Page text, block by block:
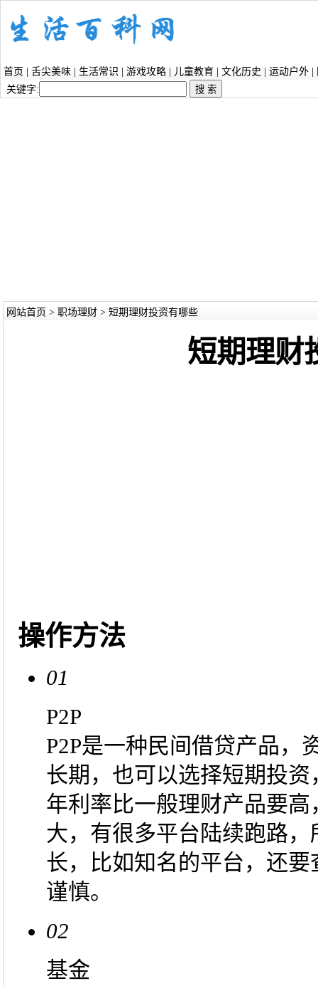
首页 舌尖美味 生活常识 游戏攻略 儿童教育 文化历史 运动户外
关键字:
网站首页 > 职场理财> 短期理财投资有哪些
短期理财
操作方法
01
P2P
P2P是一种民间借贷产品，
长期，也可以选择短期投
年利率比一般理财产品要
大，有很多平台陆续跑路
长，比如知名的平台，还
谨慎。
02
基金